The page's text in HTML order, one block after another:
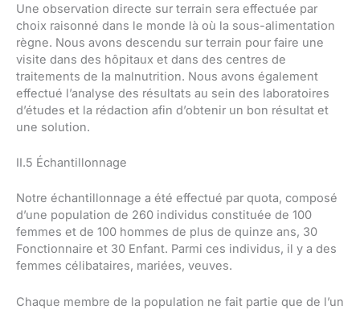
Une observation directe sur terrain sera effectuée par
choix raisonné dans le monde là où la sous-alimentation
règne. Nous avons descendu sur terrain pour faire une
visite dans des hôpitaux et dans des centres de
traitements de la malnutrition. Nous avons également
effectué l’analyse des résultats au sein des laboratoires
d’études et la rédaction afin d’obtenir un bon résultat et
une solution.
II.5 Échantillonnage
Notre échantillonnage a été effectué par quota, composé
d’une population de 260 individus constituée de 100
femmes et de 100 hommes de plus de quinze ans, 30
Fonctionnaire et 30 Enfant. Parmi ces individus, il y a des
femmes célibataires, mariées, veuves.
Chaque membre de la population ne fait partie que de l’un